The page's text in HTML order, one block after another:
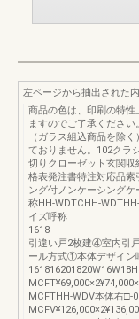
左ページから抽出された
商品の色は、印刷の特
ますのでご了承くださ
（ガラス組込商品を除
ておりません。102クラ
切りクローゼット玄関
格表発注書特注対応品
ング付ノンケーシング
称HH-WDTCHH-
イズ呼称
引違い戸2枚建④室内引
ール方式①本体デザイ
MCFTHH-WDV本体右□-